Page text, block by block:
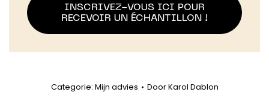
INSCRIVEZ-VOUS ICI POUR
RECEVOIR UN ÉCHANTILLON !
Categorie: Mijn advies DoorKarol Dablon